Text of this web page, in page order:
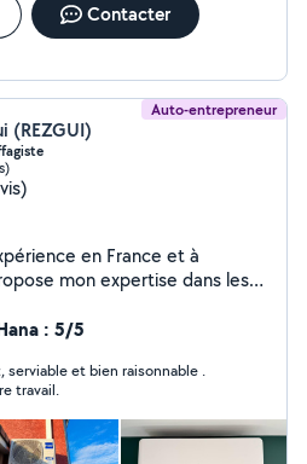
Contacter
Auto-entrepreneur
(REZGUI)
en France et à
mon expertise dans les
Plomberie :
fuites, installation sanitaire
Electric, Atlantic et Fujitsu.
VRV , CTA ,
: 5/5
et bien raisonnable .
travail.